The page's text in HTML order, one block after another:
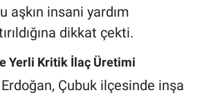
aşkın insani yardım
dikkat çekti.
Yerli Kritik İlaç Üretimi
Çubuk ilçesinde inşa